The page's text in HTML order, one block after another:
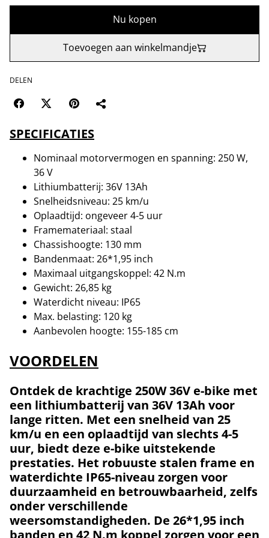
Nu kopen
Toevoegen aan winkelmandje
DELEN
SPECIFICATIES
Nominaal motorvermogen en spanning: 250 W,
36 V
Lithiumbatterij: 36V 13Ah
Snelheidsniveau: 25 km/u
Oplaadtijd: ongeveer 4-5 uur
Framemateriaal: staal
Chassishoogte: 130 mm
Bandenmaat: 26*1,95 inch
Maximaal uitgangskoppel: 42 N.m
Gewicht: 26,85 kg
Waterdicht niveau: IP65
Max. belasting: 120 kg
Aanbevolen hoogte: 155-185 cm
VOORDELEN
Ontdek de krachtige 250W 36V e-bike met
een lithiumbatterij van 36V 13Ah voor
lange ritten. Met een snelheid van 25
km/u en een oplaadtijd van slechts 4-5
uur, biedt deze e-bike uitstekende
prestaties. Het robuuste stalen frame en
waterdichte IP65-niveau zorgen voor
duurzaamheid en betrouwbaarheid, zelfs
onder verschillende
weersomstandigheden. De 26*1,95 inch
banden en 42 N.m koppel zorgen voor een